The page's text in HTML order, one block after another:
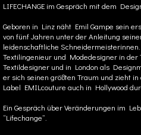
LIFECHANGE im Gespräch mit dem
Geboren in Linz näht Emil Gampe sein
von fünf Jahren unter der Anleitung
leidenschaftliche
Textilingenieur und Modedesigner in der
Textildesigner und in London als
er sich seinen größten Traum und zieht
Label EMILcouture auch in Hollywood
Ein Gespräch über Veränderungen im
“Lifechange”.